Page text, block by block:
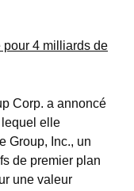
4 milliards de
Corp. a annoncé
elle
Group, Inc., un
de premier plan
une valeur